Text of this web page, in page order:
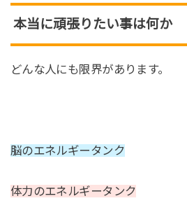
本当に頑張りたい事は何か
どんな人にも限界があります。
脳のエネルギータンク
体力のエネルギータンク